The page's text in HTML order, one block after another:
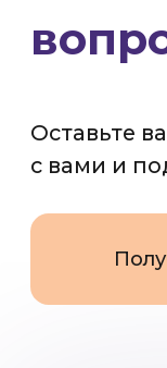
Производство
Работаем